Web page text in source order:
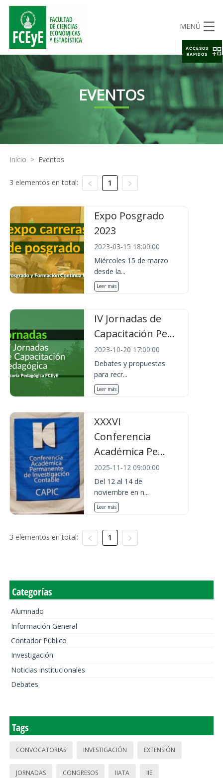
MENÚ
EVENTOS
Inicio > Eventos
3 elementos en total: 1
Expo Posgrado
2023
2023-03-15 18:00:00
Miércoles 15 de marzo
desde la...
Leer más
IV Jornadas de
Capacitación Pe...
2023-10-20 17:00:00
Debates y propuestas
para recr...
Leer más
XXXVI
Conferencia
Académica Pe...
2025-11-12 09:00:00
Del 12 al 14 de
noviembre en n...
Leer más
3 elementos en total: 1
Categorías
Alumnado
Información General
Contador Público
Investigación
Noticias institucionales
Debates
Tags
CONVOCATORIAS INVESTIGACIÓN EXTENSIÓN
JORNADAS CONGRESOS IIATA IIE
ACCESOS
RAPIDOS